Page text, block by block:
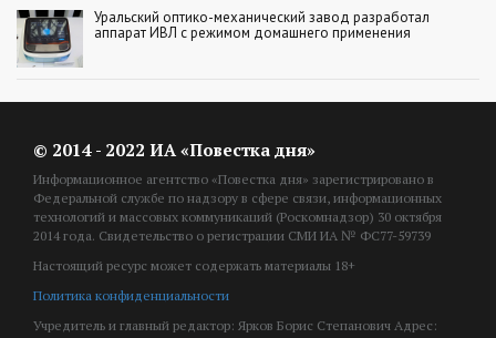
Уральский оптико-механический завод разработал
аппарат ИВЛ с режимом домашнего применения
© 2014 - 2022 ИА «Повестка дня»
Информационное агентство «Повестка дня» зарегистрировано в
Федеральной службе по надзору в сфере связи, информационных
технологий и массовых коммуникаций (Роскомнадзор) 30 октября
2014 года. Свидетельство о регистрации СМИ ИА № ФС77-59739
Настоящий ресурс может содержать материалы 18+
Политика конфиденциальности
Учредитель и главный редактор: Ярков Борис Степанович Адрес: